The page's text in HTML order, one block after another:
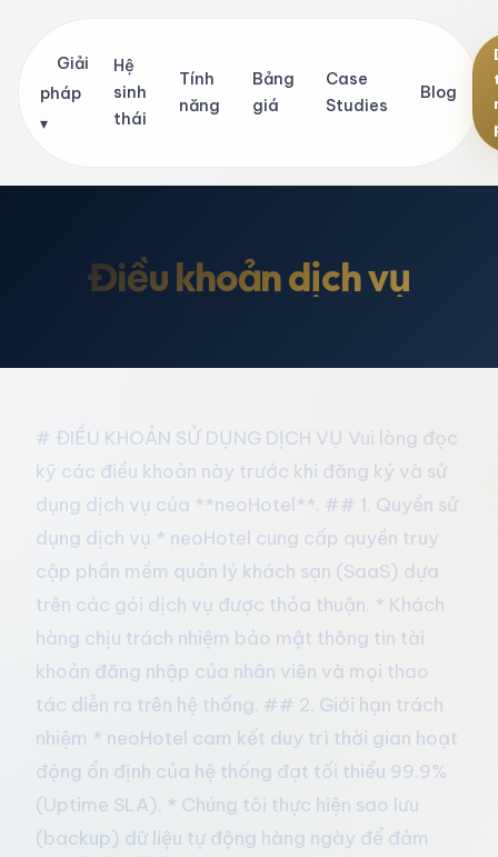
Giải
pháp
▾
Hệ
sinh
thái
Tính
năng
Bảng
giá
Case
Studies
Blog
Điều khoản dịch vụ
# ĐIỀU KHOẢN SỬ DỤNG DỊCH VỤ Vui lòng đọc
kỹ các điều khoản này trước khi đăng ký và sử
dụng dịch vụ của **neoHotel**. ## 1. Quyền sử
dụng dịch vụ * neoHotel cung cấp quyền truy
cập phần mềm quản lý khách sạn (SaaS) dựa
trên các gói dịch vụ được thỏa thuận. * Khách
hàng chịu trách nhiệm bảo mật thông tin tài
khoản đăng nhập của nhân viên và mọi thao
tác diễn ra trên hệ thống. ## 2. Giới hạn trách
nhiệm * neoHotel cam kết duy trì thời gian hoạt
động ổn định của hệ thống đạt tối thiểu 99.9%
(Uptime SLA). * Chúng tôi thực hiện sao lưu
(backup) dữ liệu tự động hàng ngày để đảm